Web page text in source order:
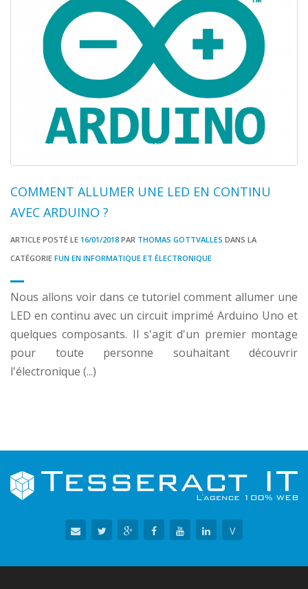
4 COMMENTAIRES 3124 VISITES
COMMENT ALLUMER UNE LED EN CONTINU
AVEC ARDUINO ?
ARTICLE POSTÉ LE 16/01/2018 PAR THOMAS GOTTVALLES DANS LA
CATÉGORIE FUN EN INFORMATIQUE ET ÉLECTRONIQUE
Nous allons voir dans ce tutoriel comment allumer une
LED en continu avec un circuit imprimé Arduino Uno et
quelques composants. Il s'agit d'un premier montage
pour toute personne souhaitant découvrir
l'électronique (...)
V